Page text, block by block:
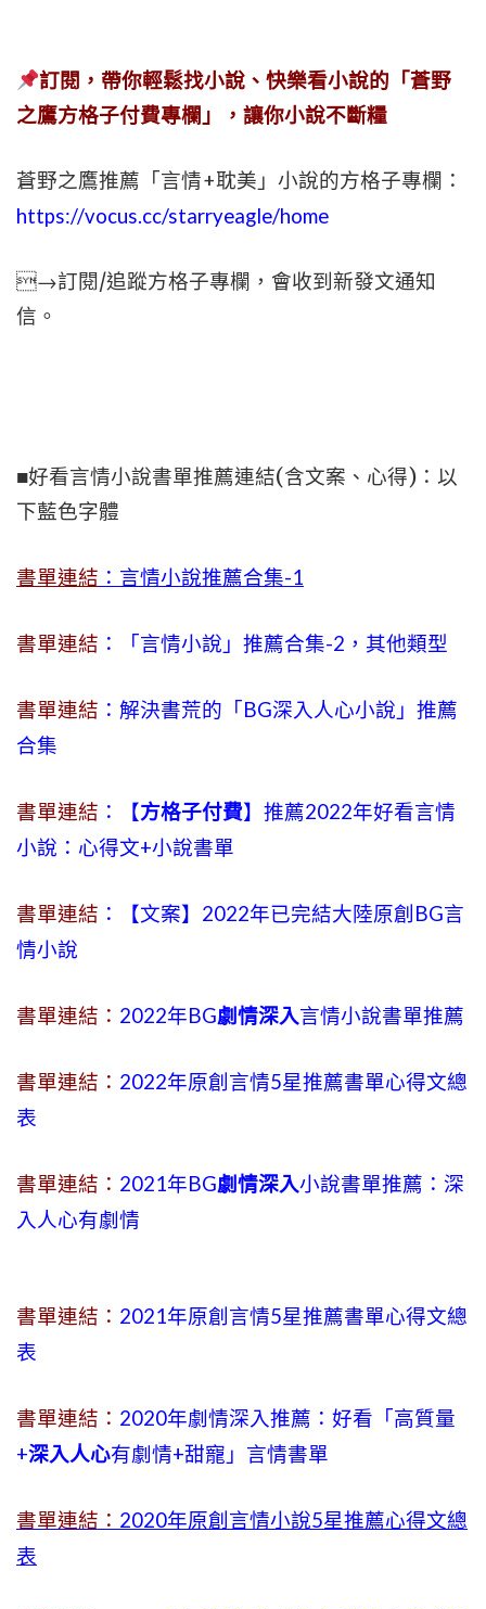
訂閱，帶你輕鬆找小說、快樂看小說的「蒼野
之鷹方格子付費專欄」，讓你小說不斷糧
蒼野之鷹推薦「言情+耽美」小說的方格子專欄：
https://vocus.cc/starryeagle/home
→訂閱/追蹤方格子專欄，會收到新發文通知
信。
■好看言情小說書單推薦連結(含文案、心得)：以
下藍色字體
書單連結 ：言情小說推薦合集-1
書單連結 ：「言情小說」推薦合集-2，其他類型
書單連結 ：解決書荒的「BG深入人心小說」推薦
合集
書單連結 ：【方格子付費】推薦2022年好看言情
小說：心得文+小說書單
書單連結 ：【文案】2022年已完結大陸原創BG言
情小說
書單連結： 2022年BG劇情深入言情小說書單推薦
書單連結： 2022年原創言情5星推薦書單心得文總
表
書單連結： 2021年BG劇情深入小說書單推薦：深
入人心有劇情
書單連結： 2021年原創言情5星推薦書單心得文總
表
書單連結： 2020年劇情深入推薦：好看「高質量
+深入人心有劇情+甜寵」言情書單
書單連結： 2020年原創言情小說5星推薦心得文總
表